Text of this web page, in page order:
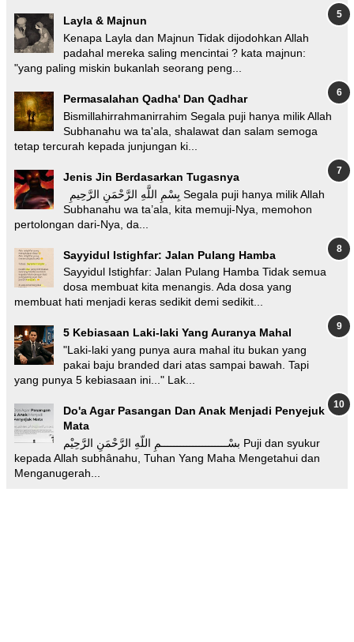
Layla & Majnun
Kenapa Layla dan Majnun Tidak dijodohkan Allah
padahal mereka saling mencintai ? kata majnun:
"yang paling miskin bukanlah seorang peng...
Permasalahan Qadha' Dan Qadhar
Bismillahirrahmanirrahim Segala puji hanya milik Allah
Subhanahu wa ta'ala, shalawat dan salam semoga
tetap tercurah kepada junjungan ki...
Jenis Jin Berdasarkan Tugasnya
Subhanahu wa ta’ala, kita memuji-Nya, memohon
pertolongan dari-Nya, da...
Sayyidul Istighfar: Jalan Pulang Hamba
Sayyidul Istighfar: Jalan Pulang Hamba Tidak semua
dosa membuat kita menangis. Ada dosa yang
membuat hati menjadi keras sedikit demi sedikit...
5 Kebiasaan Laki-laki Yang Auranya Mahal
"Laki-laki yang punya aura mahal itu bukan yang
pakai baju branded dari atas sampai bawah. Tapi
yang punya 5 kebiasaan ini..." Lak...
Do'a Agar Pasangan Dan Anak Menjadi Penyejuk
Mata
بسْـــــــــــــــــــــمِ اللّهِ الرَّحْمَنِ الرَّحِيْم Puji dan syukur
kepada Allah subhânahu, Tuhan Yang Maha Mengetahui dan
Menganugerah...